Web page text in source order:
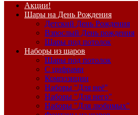
Акции!
Шары на День Рождения
Детский День Рождения
Взрослый День рождения
Шары под потолок
Наборы из шаров
Шары под потолок
С цифрами
Композиции
Наборы "Для неё"
Наборы "Для него"
Наборы "Для любимых"